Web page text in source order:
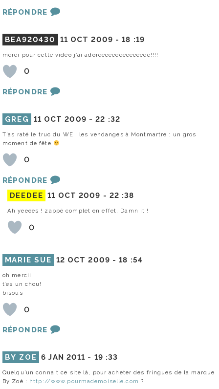
RÉPONDRE
BEA920430 11 OCT 2009 -18 :19
merci pour cette vidéo j’ai adoréeeeeeeeeeeeeee!!!!
0
RÉPONDRE
GREG 11 OCT 2009 -22 :32
T’as raté le truc du WE : les vendanges à Montmartre : un gros
moment de fête
0
RÉPONDRE
DEEDEE 11 OCT 2009 - 22 :38
Ah yeeees ! zappé complet en effet. Damn it !
0
MARIE SUE 12 OCT 2009 -18 :54
oh mercii
t’es un chou!
bisous
0
RÉPONDRE
BY ZOE 6 JAN 2011 - 19 :33
Quelqu’un connait ce site là, pour acheter des fringues de la marque
By Zoé : http://www.pourmademoiselle.com ?